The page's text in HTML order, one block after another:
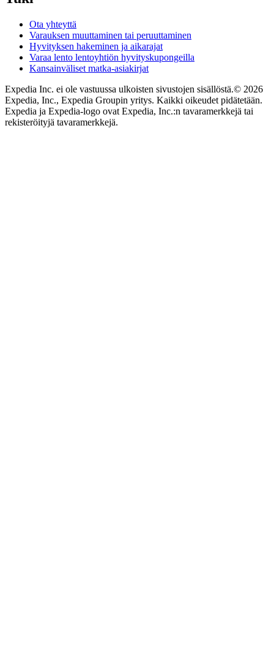
Ota yhteyttä
Varauksen muuttaminen tai peruuttaminen
Hyvityksen hakeminen ja aikarajat
Varaa lento lentoyhtiön hyvityskupongeilla
Kansainväliset matka-asiakirjat
Expedia Inc. ei ole vastuussa ulkoisten sivustojen sisällöstä.© 2026
Expedia, Inc., Expedia Groupin yritys. Kaikki oikeudet pidätetään.
Expedia ja Expedia-logo ovat Expedia, Inc.:n tavaramerkkejä tai
rekisteröityjä tavaramerkkejä.